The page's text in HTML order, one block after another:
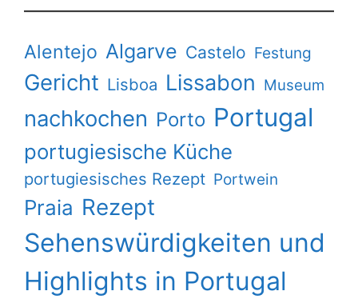
Alentejo Algarve Castelo Festung
Gericht Lisboa Lissabon Museum
nachkochen Porto Portugal
portugiesische Küche
portugiesisches Rezept Portwein
Praia Rezept
Sehenswürdigkeiten und
Highlights in Portugal